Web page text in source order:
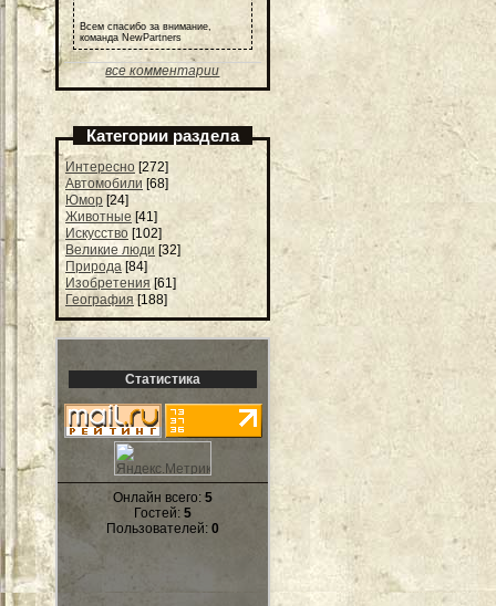
Всем спасибо за внимание,
команда NewPartners
все комментарии
Категории раздела
Интересно [272]
Автомобили [68]
Юмор [24]
Животные [41]
Искусство [102]
Великие люди [32]
Природа [84]
Изобретения [61]
География [188]
Статистика
Онлайн всего: 5
Гостей: 5
Пользователей: 0